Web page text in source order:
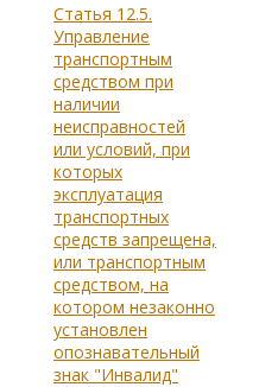
Статья 12.5.
Управление
транспортным
средством при
наличии
неисправностей
или условий, при
которых
эксплуатация
транспортных
средств запрещена,
или транспортным
средством, на
котором незаконно
установлен
опознавательный
знак "Инвалид"